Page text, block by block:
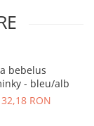
bebelus
- bleu/alb
RON